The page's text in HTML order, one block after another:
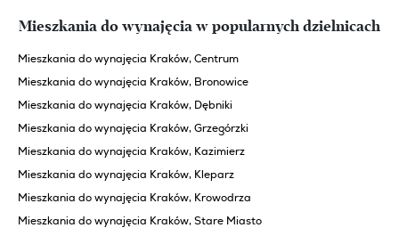
Mieszkania do wynajęcia w popularnych dzielnicach
Mieszkania do wynajęcia Kraków, Centrum
Mieszkania do wynajęcia Kraków, Bronowice
Mieszkania do wynajęcia Kraków, Dębniki
Mieszkania do wynajęcia Kraków, Grzegórzki
Mieszkania do wynajęcia Kraków, Kazimierz
Mieszkania do wynajęcia Kraków, Kleparz
Mieszkania do wynajęcia Kraków, Krowodrza
Mieszkania do wynajęcia Kraków, Stare Miasto